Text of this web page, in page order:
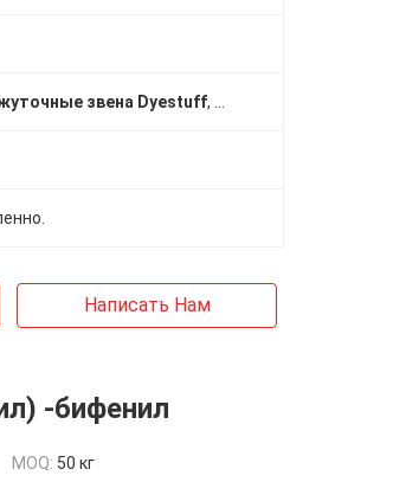
звена Dyestuff,
Написать Нам
-бифенил
MOQ: 50 кг